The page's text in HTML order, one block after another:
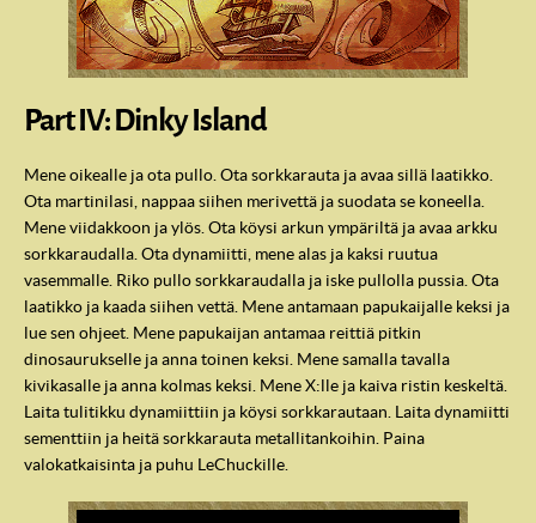
Part IV: Dinky Island
Mene oikealle ja ota pullo. Ota sorkkarauta ja avaa sillä laatikko.
Ota martinilasi, nappaa siihen merivettä ja suodata se koneella.
Mene viidakkoon ja ylös. Ota köysi arkun ympäriltä ja avaa arkku
sorkkaraudalla. Ota dynamiitti, mene alas ja kaksi ruutua
vasemmalle. Riko pullo sorkkaraudalla ja iske pullolla pussia. Ota
laatikko ja kaada siihen vettä. Mene antamaan papukaijalle keksi ja
lue sen ohjeet. Mene papukaijan antamaa reittiä pitkin
dinosaurukselle ja anna toinen keksi. Mene samalla tavalla
kivikasalle ja anna kolmas keksi. Mene X:lle ja kaiva ristin keskeltä.
Laita tulitikku dynamiittiin ja köysi sorkkarautaan. Laita dynamiitti
sementtiin ja heitä sorkkarauta metallitankoihin. Paina
valokatkaisinta ja puhu LeChuckille.